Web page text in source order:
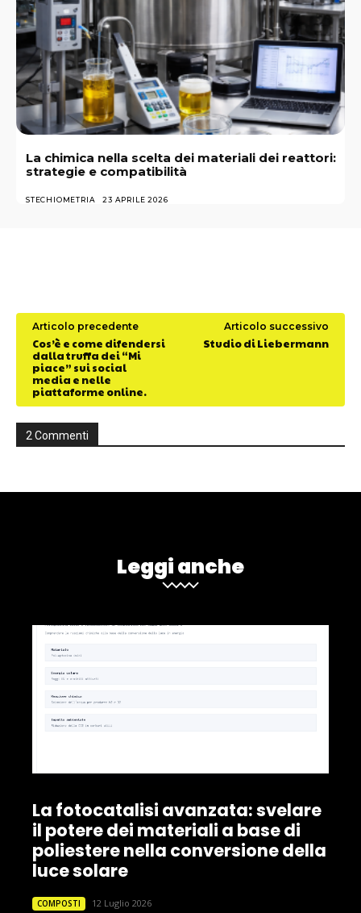
La chimica nella scelta dei materiali dei reattori:
strategie e compatibilità
STECHIOMETRIA 23 APRILE 2026
Articolo precedente
Cos’è e come difendersi
dalla truffa dei “Mi
piace” sui social
media e nelle
piattaforme online.
Articolo successivo
Studio di Liebermann
2 Commenti
Leggi anche
La fotocatalisi avanzata: svelare
il potere dei materiali a base di
poliestere nella conversione della
luce solare
COMPOSTI 12 Luglio 2026